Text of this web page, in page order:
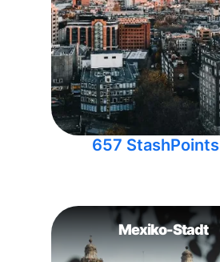
657 StashPoints
Mexiko-Stadt